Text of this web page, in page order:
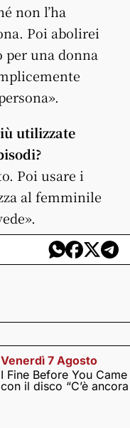
non l’ha
Poi abolirei
una donna
utilizzate
Poi usare i
al femminile
Venerdì 7 Agosto
I Fine Before You
con il disco “C’è